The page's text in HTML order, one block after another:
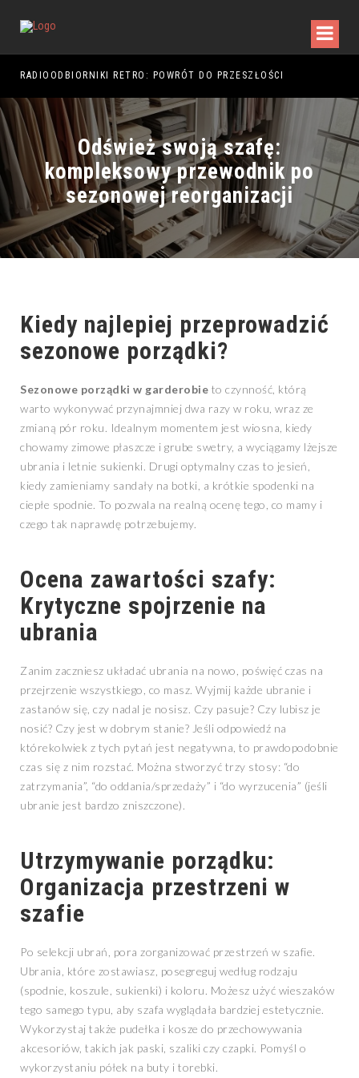
RADIOODBIORNIKI RETRO: POWRÓT DO PRZESZŁOŚCI
Odśwież swoją szafę:
kompleksowy przewodnik po
sezonowej reorganizacji
Kiedy najlepiej przeprowadzić
sezonowe porządki?
Sezonowe porządki w garderobie to czynność, którą
warto wykonywać przynajmniej dwa razy w roku, wraz ze
zmianą pór roku. Idealnym momentem jest wiosna, kiedy
chowamy zimowe płaszcze i grube swetry, a wyciągamy lżejsze
ubrania i letnie sukienki. Drugi optymalny czas to jesień,
kiedy zamieniamy sandały na botki, a krótkie spodenki na
ciepłe spodnie. To pozwala na realną ocenę tego, co mamy i
czego tak naprawdę potrzebujemy.
Ocena zawartości szafy:
Krytyczne spojrzenie na
ubrania
Zanim zaczniesz układać ubrania na nowo, poświęć czas na
przejrzenie wszystkiego, co masz. Wyjmij każde ubranie i
zastanów się, czy nadal je nosisz. Czy pasuje? Czy lubisz je
nosić? Czy jest w dobrym stanie? Jeśli odpowiedź na
którekolwiek z tych pytań jest negatywna, to prawdopodobnie
czas się z nim rozstać. Można stworzyć trzy stosy: “do
zatrzymania”, “do oddania/sprzedaży” i “do wyrzucenia” (jeśli
ubranie jest bardzo zniszczone).
Utrzymywanie porządku:
Organizacja przestrzeni w
szafie
Po selekcji ubrań, pora zorganizować przestrzeń w szafie.
Ubrania, które zostawiasz, posegreguj według rodzaju
(spodnie, koszule, sukienki) i koloru. Możesz użyć wieszaków
tego samego typu, aby szafa wyglądała bardziej estetycznie.
Wykorzystaj także pudełka i kosze do przechowywania
akcesoriów, takich jak paski, szaliki czy czapki. Pomyśl o
wykorzystaniu półek na buty i torebki.